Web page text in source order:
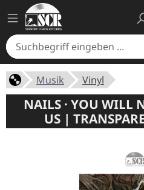
Musik Vinyl
NAILS · YOU WILL
US |